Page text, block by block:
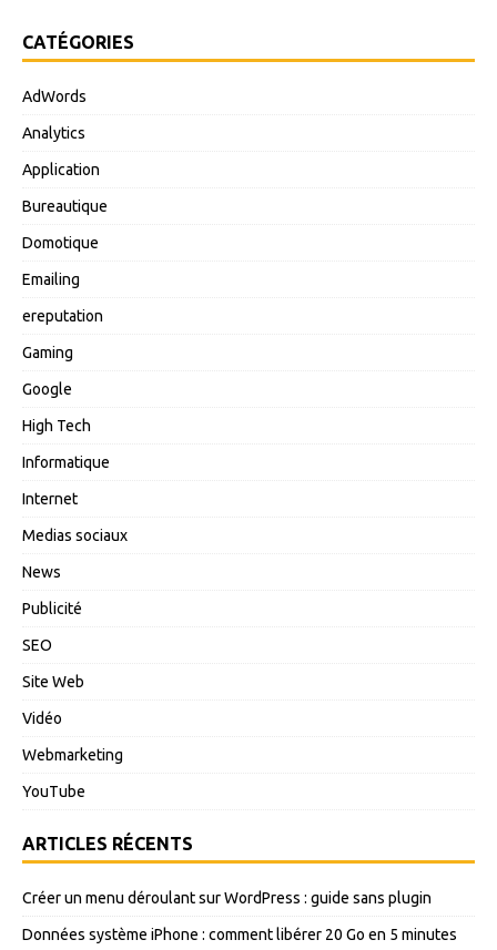
CATÉGORIES
AdWords
Analytics
Application
Bureautique
Domotique
Emailing
ereputation
Gaming
Google
High Tech
Informatique
Internet
Medias sociaux
News
Publicité
SEO
Site Web
Vidéo
Webmarketing
YouTube
ARTICLES RÉCENTS
Créer un menu déroulant sur WordPress : guide sans plugin
Données système iPhone : comment libérer 20 Go en 5 minutes